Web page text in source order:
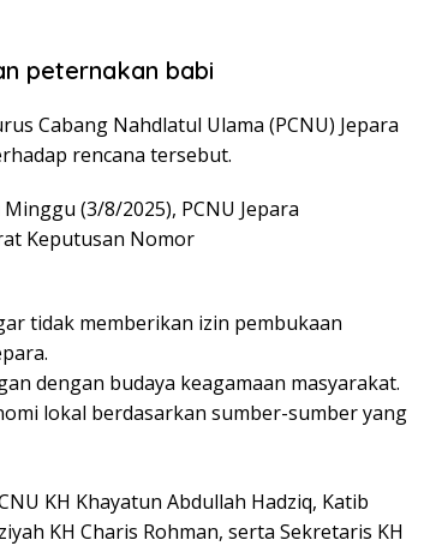
peternakan babi
Cabang Nahdlatul Ulama (PCNU) Jepara
rencana tersebut.
(3/8/2025), PCNU Jepara
Keputusan Nomor
tidak memberikan izin pembukaan
dengan budaya keagamaan masyarakat.
lokal berdasarkan sumber-sumber yang
KH Khayatun Abdullah Hadziq, Katib
KH Charis Rohman, serta Sekretaris KH